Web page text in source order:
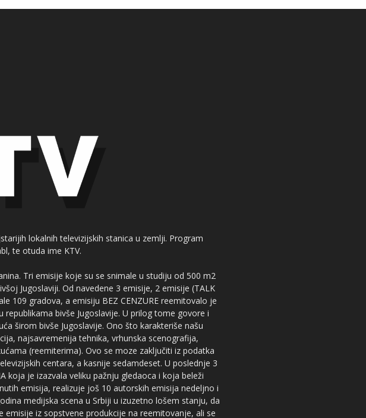
lokalnih televizijskih stanica u zemlji. Program
te otuda ime KTV.
Tri emisije koje su se snimale u studiju od 500 m2
Jugoslaviji. Od navedene 3 emisije, 2 emisije (TALK
109 gradova, a emisiju BEZ CENZURE reemitovalo je
bivše Jugoslavije. U prilog tome govore i
širom bivše Jugoslavije. Ono što karakteriše našu
najsavremenija tehnika, vrhunska scenografija,
(reemiterima). Ovo se moze zaključiti iz podatka
centara, a kasnije sedamdeset. U poslednje 3
koja je izazvala veliku pažnju gledaoca i koja beleži
emisija, realizuje još 10 autorskih emisija nedeljno i
medijska scena u Srbiji u izuzetno lošem stanju, da
emisije iz sopstvene produkcije na reemitovanje, ali se